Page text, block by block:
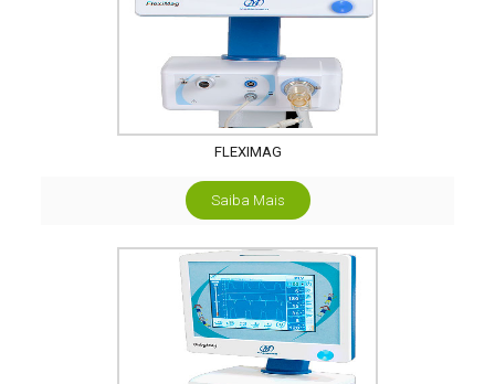
FLEXIMAG
Saiba Mais